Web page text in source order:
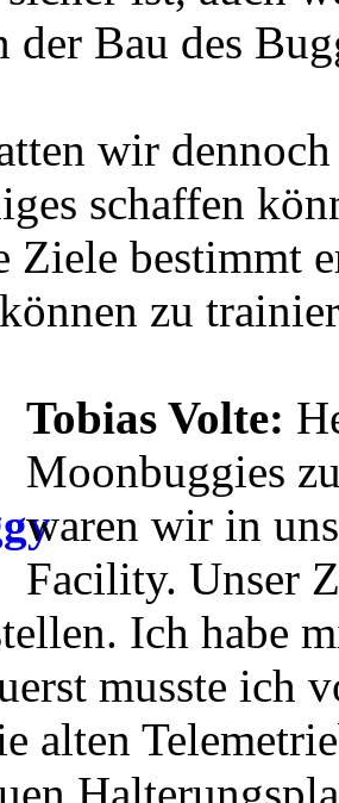
der Bau des
wir
schaffen
Ziele bestimmt
zu
Tobias Volte:
Moonbuggies
waren wir in
Facility. Unser
Ich habe
musste ich
alten